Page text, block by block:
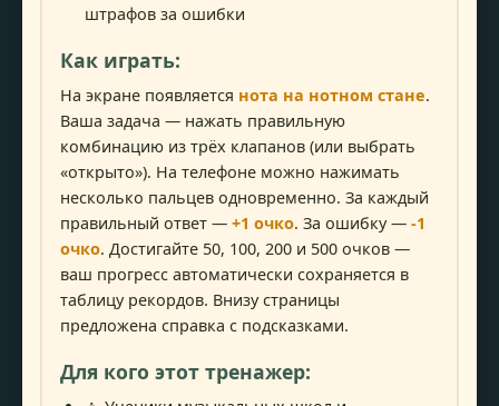
штрафов за ошибки
Как играть:
На экране появляется нота на нотном стане.
Ваша задача — нажать правильную
комбинацию из трёх клапанов (или выбрать
«открыто»). На телефоне можно нажимать
несколько пальцев одновременно. За каждый
правильный ответ — +1 очко. За ошибку — -1
очко. Достигайте 50, 100, 200 и 500 очков —
ваш прогресс автоматически сохраняется в
таблицу рекордов. Внизу страницы
предложена справка с подсказками.
Для кого этот тренажер: